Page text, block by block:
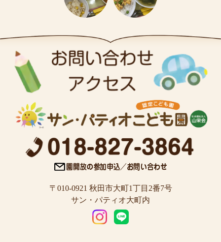
〒010-0921 秋田市大町1丁目2番7号
サン・パティオ大町内